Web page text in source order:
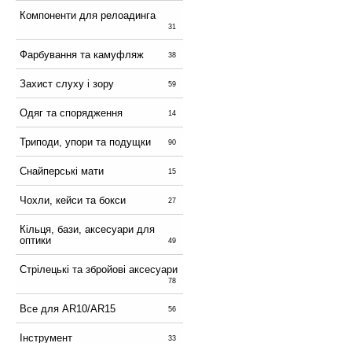
Компоненти для релоадинга
31
Фарбування та камуфляж 38
Захист слуху і зору 59
Одяг та спорядження 14
Триподи, упори та подущки 90
Снайперські мати 15
Чохли, кейси та бокси 27
Кільця, бази, аксесуари для
оптики
49
Стрілецькі та збройові аксесуари
78
Все для AR10/AR15 56
Інструмент 33